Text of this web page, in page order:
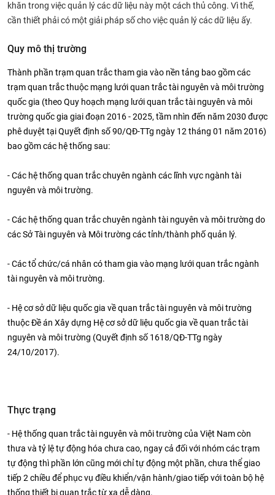
khăn trong việc quản lý các dữ liệu này một cách thủ công. Vì thế,
cần thiết phải có một giải pháp số cho việc quản lý các dữ liệu ấy.
Quy mô thị trường
Thành phần trạm quan trắc tham gia vào nền tảng bao gồm các
trạm quan trắc thuộc mạng lưới quan trắc tài nguyên và môi trường
quốc gia (theo Quy hoạch mạng lưới quan trắc tài nguyên và môi
trường quốc gia giai đoạn 2016 - 2025, tầm nhìn đến năm 2030 được
phê duyệt tại Quyết định số 90/QĐ-TTg ngày 12 tháng 01 năm 2016)
bao gồm các hệ thống sau:
- Các hệ thống quan trắc chuyên ngành các lĩnh vực ngành tài
nguyên và môi trường.
- Các hệ thống quan trắc chuyên ngành tài nguyên và môi trường do
các Sở Tài nguyên và Môi trường các tỉnh/thành phố quản lý.
- Các tổ chức/cá nhân có tham gia vào mạng lưới quan trắc ngành
tài nguyên và môi trường.
- Hệ cơ sở dữ liệu quốc gia về quan trắc tài nguyên và môi trường
thuộc Đề án Xây dựng Hệ cơ sở dữ liệu quốc gia về quan trắc tài
nguyên và môi trường (Quyết định số 1618/QĐ-TTg ngày
24/10/2017).
Thực trạng
- Hệ thống quan trắc tài nguyên và môi trường của Việt Nam còn
thưa và tỷ lệ tự động hóa chưa cao, ngay cả đối với nhóm các trạm
tự động thì phần lớn cũng mới chỉ tự động một phần, chưa thể giao
tiếp 2 chiều để phục vụ điều khiển/vận hành/giao tiếp với toàn bộ hệ
thống thiết bị quan trắc từ xa dễ dàng.